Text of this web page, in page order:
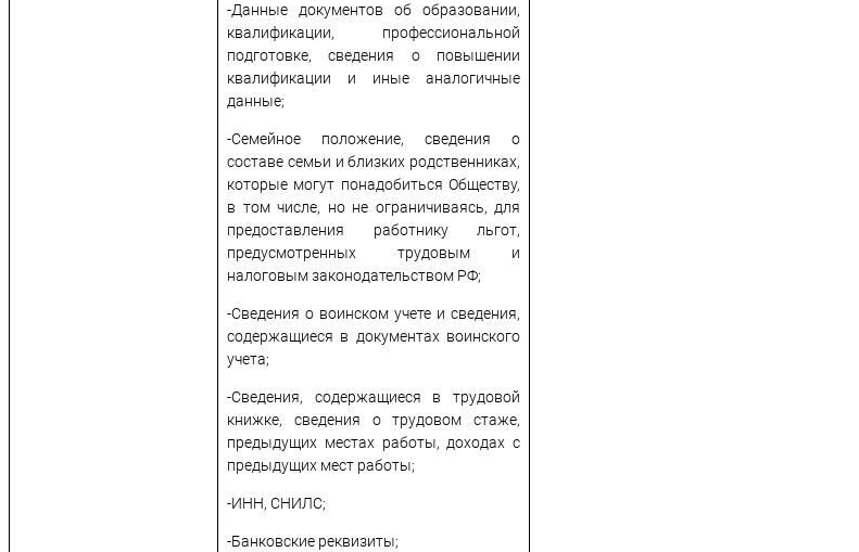
-Данные документов об образовании,
квалификации, профессиональной
подготовке, сведения о повышении
квалификации и иные аналогичные
данные;
-Семейное положение, сведения о
составе семьи и близких родственниках,
которые могут понадобиться Обществу,
в том числе, но не ограничиваясь, для
предоставления работнику льгот,
предусмотренных трудовым и
налоговым законодательством РФ;
-Сведения о воинском учете и сведения,
содержащиеся в документах воинского
учета;
-Сведения, содержащиеся в трудовой
книжке, сведения о трудовом стаже,
предыдущих местах работы, доходах с
предыдущих мест работы;
-ИНН, СНИЛС;
-Банковские реквизиты;